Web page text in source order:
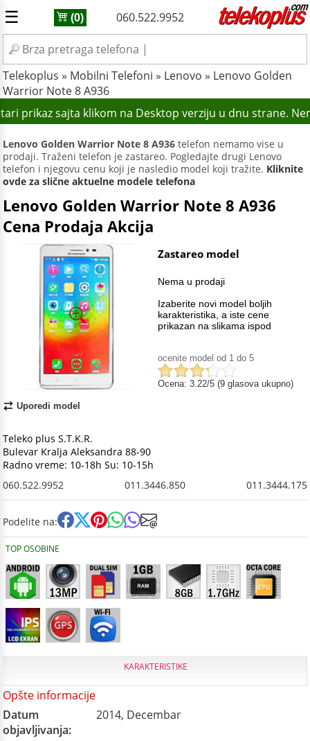
☰ (0) 060.522.9952
Telekoplus » Mobilni Telefoni » Lenovo » Lenovo Golden
Warrior Note 8 A936
prikaz sajta klikom na Desktop verziju u dnu strane.
Lenovo Golden Warrior Note 8 A936 telefon nemamo vise u
prodaji. Traženi telefon je zastareo. Pogledajte drugi Lenovo
telefon i njegovu cenu koji je nasledio model koji tražite. Kliknite
ovde za slične aktuelne modele telefona
Lenovo Golden Warrior Note 8 A936
Cena Prodaja Akcija
Uporedi model
Zastareo model
Nema u prodaji
Izaberite novi model boljih
karakteristika, a iste cene
prikazan na slikama ispod
ocenite model od 1 do 5
Ocena: 3.22/5 (9 glasova ukupno)
Teleko plus S.T.K.R.
Bulevar Kralja Aleksandra 88-90
Radno vreme: 10-18h Su: 10-15h
060.522.9952
011.3446.850 011.3444.175
Podelite na:
TOP OSOBINE
KARAKTERISTIKE
Opšte informacije
Datum
objavljivanja:
2014, Decembar